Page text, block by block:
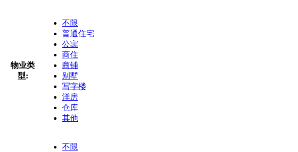
物业类
型:
不限
普通住宅
公寓
商住
商铺
别墅
写字楼
洋房
仓库
其他
不限